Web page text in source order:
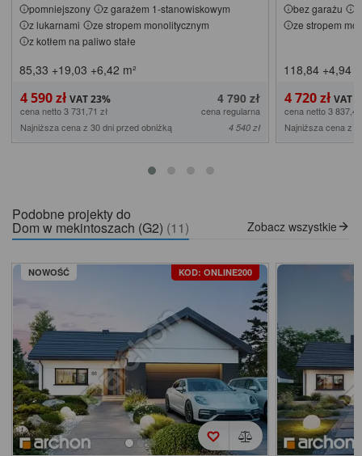
pomniejszony
z garażem 1-stanowiskowym
z lukarnami
ze stropem monolitycznym
z kotłem na paliwo stałe
85,33 +19,03 +6,42 m²
4 590 zł 4 790 zł
cena netto 3 731,71 zł
cena regularna
Najniższa cena z 30 dni przed obniżką
4 540 zł
bez garażu
ze stropem
118,84 +4,94
4 720 zł
cena netto 3
Najniższa cena z
Podobne projekty do
Dom w mekintoszach (G2) (11) Zobacz wszystkie
NOWOŚĆ KOD: ONLINE200